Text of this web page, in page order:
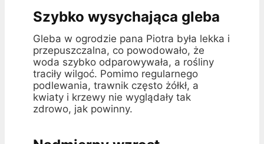
Szybko wysychająca gleba
Gleba w ogrodzie pana Piotra była lekka i
przepuszczalna, co powodowało, że
woda szybko odparowywała, a rośliny
traciły wilgoć. Pomimo regularnego
podlewania, trawnik często żółkł, a
kwiaty i krzewy nie wyglądały tak
zdrowo, jak powinny.